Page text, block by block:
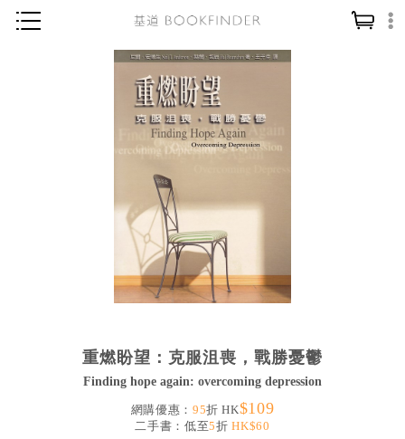
神學／教義
讀經／研經
靈修／禱告
教會事工
社會／倫理
哲學／宗教比較
見證／傳記
重燃盼望：克服沮喪，戰勝憂鬱
Finding hope again: overcoming depression
網購優惠： 95折 HK$109
二手書：低至5折HK$60